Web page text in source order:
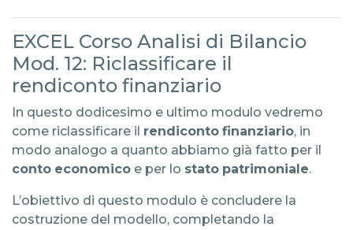
EXCEL Corso Analisi di Bilancio
Mod. 12: Riclassificare il
rendiconto finanziario
In questo dodicesimo e ultimo modulo vedremo
come riclassificare il rendiconto finanziario, in
modo analogo a quanto abbiamo già fatto per il
conto economico e per lo stato patrimoniale.
L’obiettivo di questo modulo è concludere la
costruzione del modello, completando la